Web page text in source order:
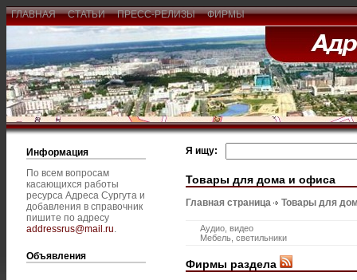
ГЛАВНАЯ СТАТЬИ ПРЕСС-РЕЛИЗЫ ФИРМЫ
Информация
По всем вопросам
касающихся работы
ресурса Адреса Сургута и
добавления в справочник
пишите по адресу
addressrus@mail.ru.
Объявления
Я ищу:
Товары для дома и офиса
Главная страница Товары для
Аудио, видео
Мебель, светильники
Фирмы раздела